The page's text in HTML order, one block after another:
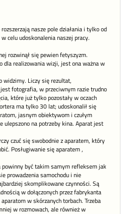
nasze pole działania i tylko od
celu udoskonalenia naszej pracy.
rozwinął się pewien fetyszyzm.
dla realizowania wizji, jest ona ważna w
widzimy. Liczy się rezultat,
fotografia, w przeciwnym razie trudno
które już tylko pozostały w oczach
ma tylko 30 lat; udoskonalił się
jasnym obiektywom i czułym
na potrzeby kina. Aparat jest
czuć się swobodnie z aparatem, który
Posługiwanie się aparatem ,
powinny być takim samym refleksem jak
prowadzenia samochodu i nie
skomplikowane czynności. Są
w dołączonych przez fabrykanta
w skórzanych torbach. Trzeba
w rozmowach, ale również w